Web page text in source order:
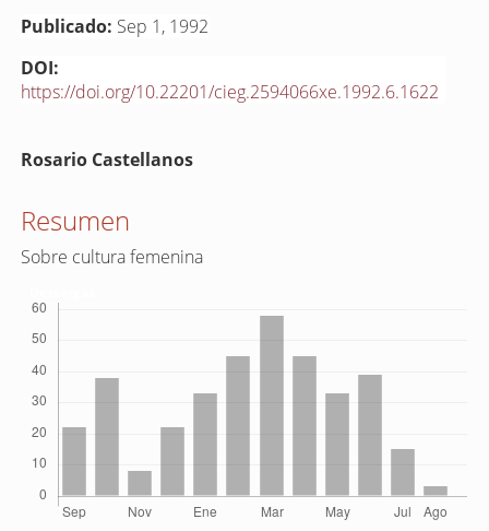
Publicado: Sep 1, 1992
DOI:
https://doi.org/10.22201/cieg.2594066xe.1992.6.1622
Contenido
del
artículo
Rosario Castellanos
Resumen
Sobre cultura femenina